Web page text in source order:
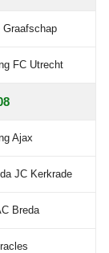
Graafschap
FC Utrecht
Ajax
JC Kerkrade
Breda